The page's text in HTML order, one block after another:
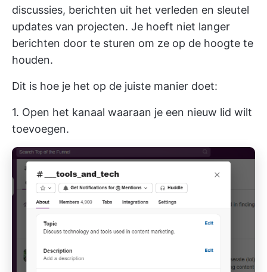
discussies, berichten uit het verleden en sleutel
updates van projecten. Je hoeft niet langer
berichten door te sturen om ze op de hoogte te
houden.
Dit is hoe je het op de juiste manier doet:
1. Open het kanaal waaraan je een nieuw lid wilt
toevoegen.